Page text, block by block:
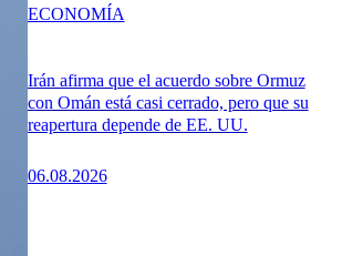
Irán afirma que el acuerdo sobre Ormuz
con Omán está casi cerrado, pero que su
reapertura depende de EE. UU.
06.08.2026
ECONOMÍA